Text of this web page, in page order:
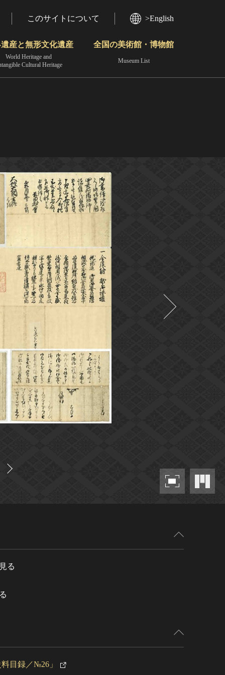
このサイトについて >English
産と無形文化遺産
World Heritage and
Cultural Heritage
全国の美術館・博物館
Museum List
る
目録／№26」